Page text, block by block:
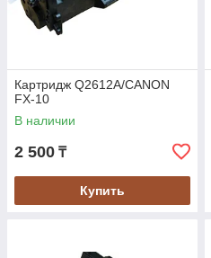
Картридж Q2612A/CANON
FX-10
В наличии
2 500 ₸
Купить